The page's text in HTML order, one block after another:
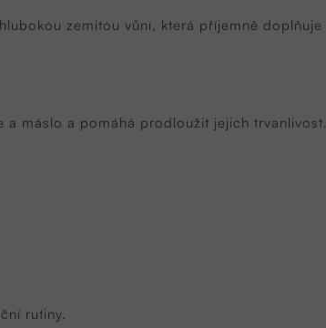
zemitou vůní, která příjemně doplňuje
máslo a pomáhá prodloužit jejich trvanlivost.
rutiny.